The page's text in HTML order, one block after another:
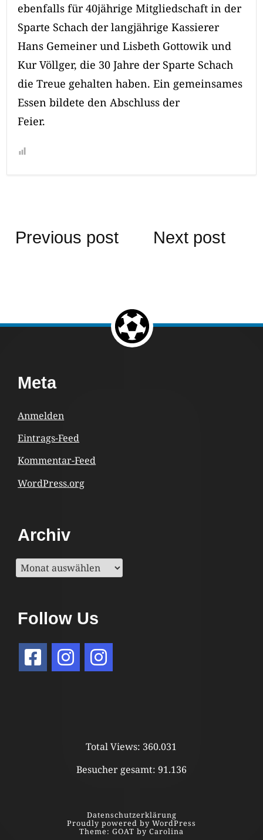
ebenfalls für 40jährige Mitgliedschaft in der
Sparte Schach der langjährige Kassierer
Hans Gemeiner und Lisbeth Gottowik und
Kur Völlger, die 30 Jahre der Sparte Schach
die Treue gehalten haben. Ein gemeinsames
Essen bildete den Abschluss der
Feier.
Beitragsnavigation
Previous post Next post
Return to the top of the page.
Content
Meta
Anmelden
Eintrags-Feed
Kommentar-Feed
WordPress.org
Archiv
Archiv
Follow Us
Total Views: 360.031
Besucher gesamt: 91.136
Datenschutzerklärung
Proudly powered by WordPress
Theme: GOAT by Carolina